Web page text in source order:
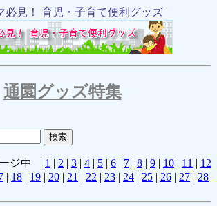
必見！ 育児・子育て便利グッズ
通園グッズ特集
ジ中 | 1 | 2 | 3 | 4 | 5 | 6 | 7 | 8 | 9 | 10 | 11 | 12
| 18 | 19 | 20 | 21 | 22 | 23 | 24 | 25 | 26 | 27 | 28